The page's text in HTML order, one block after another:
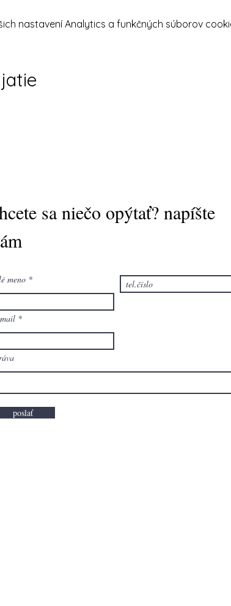
nastavení Analytics a funkčných súborov
sa niečo opýtať? napíšte
meno
poslať